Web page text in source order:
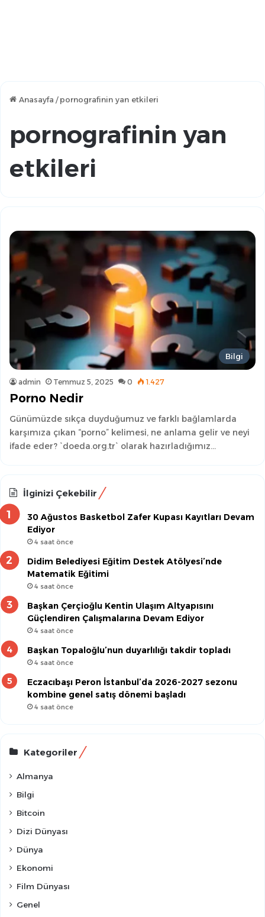
Anasayfa / pornografinin yan etkileri
pornografinin yan
etkileri
Bilgi
admin Temmuz 5, 2025 0 1.427
Porno Nedir
Günümüzde sıkça duyduğumuz ve farklı bağlamlarda
karşımıza çıkan “porno” kelimesi, ne anlama gelir ve neyi
ifade eder? `doeda.org.tr` olarak hazırladığımız…
İlginizi Çekebilir
30 Ağustos Basketbol Zafer Kupası Kayıtları Devam
Ediyor
4 saat önce
Didim Belediyesi Eğitim Destek Atölyesi’nde
Matematik Eğitimi
4 saat önce
Başkan Çerçioğlu Kentin Ulaşım Altyapısını
Güçlendiren Çalışmalarına Devam Ediyor
4 saat önce
Başkan Topaloğlu’nun duyarlılığı takdir topladı
4 saat önce
Eczacıbaşı Peron İstanbul’da 2026-2027 sezonu
kombine genel satış dönemi başladı
4 saat önce
Kategoriler
Almanya
Bilgi
Bitcoin
Dizi Dünyası
Dünya
Ekonomi
Film Dünyası
Genel